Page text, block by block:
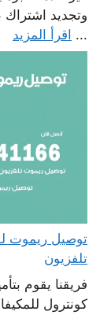
وتجديد اشتراك
... اقرأ المزيد
تلفزيون
فريقنا يقوم
كونترول